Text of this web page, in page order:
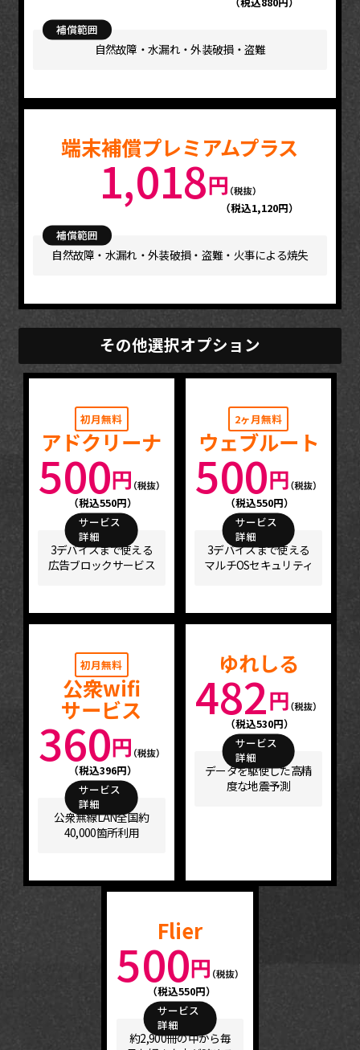
補償範囲
自然故障・水漏れ・外装破損・盗難
端末補償プレミアムプラス
1,018
（税込1,120円）
補償範囲
自然故障・水漏れ・外装破損・盗難・火事による焼失
その他選択オプション
初月無料
アドクリーナ
500
（税込550円）
サービス
詳細
3デバイスまで使える
広告ブロックサービス
2ヶ月無料
ウェブルート
500
（税込550円）
サービス
詳細
3デバイスまで使える
マルチOSセキュリティ
初月無料
公衆wifi
サービス
360
（税込396円）
サービス
詳細
公衆無線LAN全国約
40,000箇所利用
ゆれしる
482
（税込530円）
サービス
詳細
データを駆使した高精
度な地震予測
Flier
500
（税込550円）
サービス
詳細
約2,900冊の中から毎